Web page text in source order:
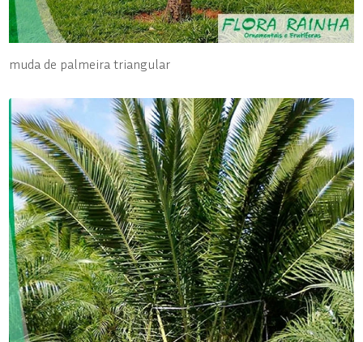
muda de palmeira triangular